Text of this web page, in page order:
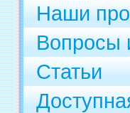
Наши
Вопросы
Статьи